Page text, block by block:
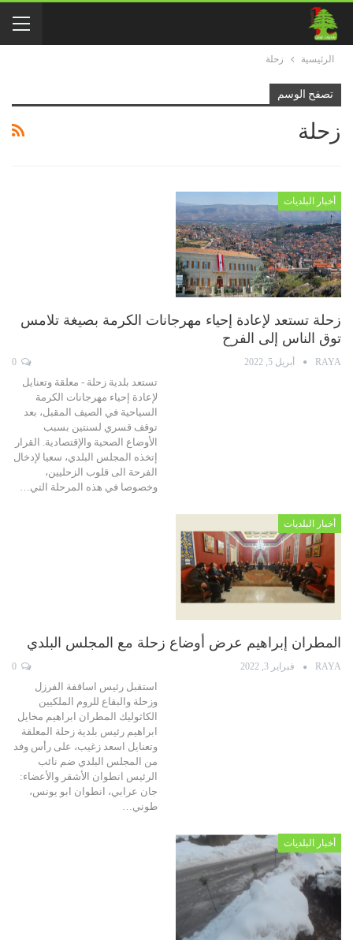
الرئيسية زحلة
تصفح الوسم
زحلة
أخبار البلديات
زحلة تستعد لإعادة إحياء مهرجانات الكرمة بصيغة تلامس
توق الناس إلى الفرح
RAYA أبريل 5, 2022
تستعد بلدية زحلة - معلقة وتعنايل
لإعادة إحياء مهرجانات الكرمة
السياحية في الصيف المقبل، بعد
توقف قسري لسنتين بسبب
الأوضاع الصحية والإقتصادية. القرار
إتخذه المجلس البلدي، سعيا لإدخال
الفرحة الى قلوب الزحليين،
وخصوصا في هذه المرحلة التي…
أخبار البلديات
المطران إبراهيم عرض أوضاع زحلة مع المجلس البلدي
RAYA فبراير 3, 2022
استقبل رئيس اساقفة الفرزل
وزحلة والبقاع للروم الملكيين
الكاثوليك المطران ابراهيم مخايل
ابراهيم رئيس بلدية زحلة المعلقة
وتعنايل اسعد زغيب، على رأس وفد
من المجلس البلدي ضم نائب
الرئيس انطوان الأشقر والأعضاء:
جان عرابي، انطوان ابو يونس،
طوني…
أخبار البلديات